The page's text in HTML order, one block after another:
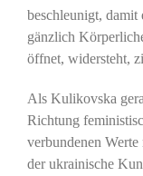
beschleunigt, damit
gänzlich
öffnet, widersteht,
Als Kulikovska
Richtung
verbundenen
der ukrainische